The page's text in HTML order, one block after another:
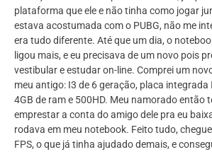
plataforma que ele e não tinha como jogar
estava acostumada com o PUBG, não me
era tudo diferente. Até que um dia, o
ligou mais, e eu precisava de um novo pois
vestibular e estudar on-line. Comprei um
meu antigo: I3 de 6 geração, placa integrada
4GB de ram e 500HD. Meu namorado então
emprestar a conta do amigo dele pra eu
rodava em meu notebook. Feito tudo,
FPS, o que já tinha ajudado demais, e